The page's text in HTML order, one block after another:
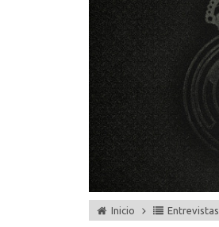
Inicio Entrevistas